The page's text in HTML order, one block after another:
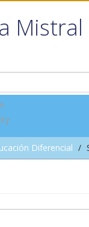
Diferencial